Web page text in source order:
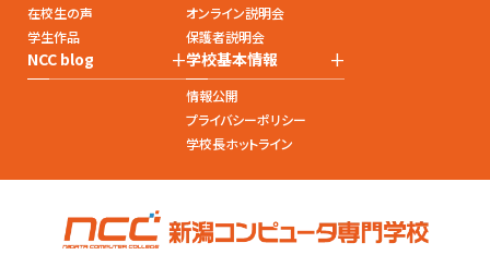
在校生の声
学生作品
オンライン説明会
保護者説明会
NCC blog +学校基本情報 +
情報公開
プライバシーポリシー
学校長ホットライン